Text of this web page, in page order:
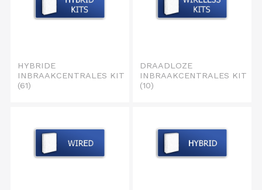
HYBRIDE
INBRAAKCENTRALES KIT
(61)
DRAADLOZE
INBRAAKCENTRALES KIT
(10)